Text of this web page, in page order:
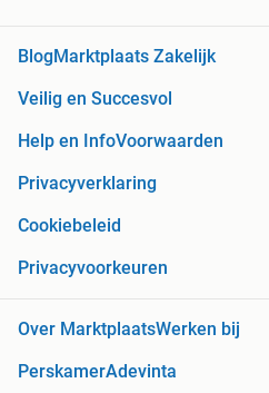
BlogMarktplaats Zakelijk
Veilig en Succesvol
Help en InfoVoorwaarden
Privacyverklaring
Cookiebeleid
Privacyvoorkeuren
Over MarktplaatsWerken bij
PerskamerAdevinta